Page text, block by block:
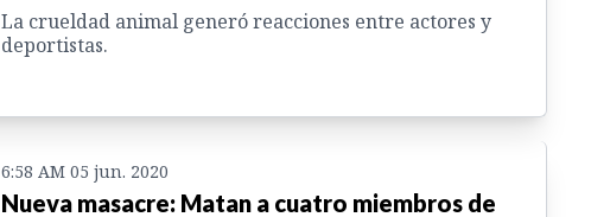
La crueldad animal generó reacciones entre actores y
deportistas.
6:58 AM 05 jun. 2020
Nueva masacre: Matan a cuatro miembros de